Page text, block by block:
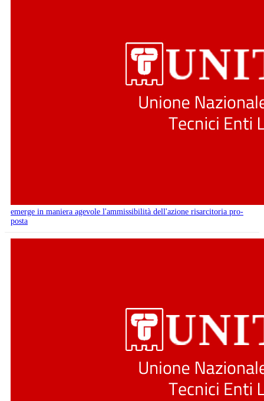
emerge in maniera agevole l'ammissibilità dell'azione risarcitoria pro-
posta